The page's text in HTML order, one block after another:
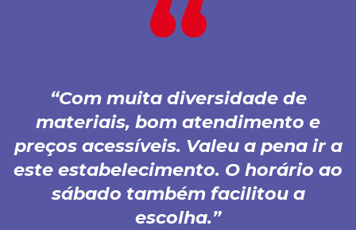
Com muita diversidade de
materiais, bom atendimento e
preços acessíveis. Valeu a pena ir a
este estabelecimento. O horário ao
sábado também facilitou a
escolha.